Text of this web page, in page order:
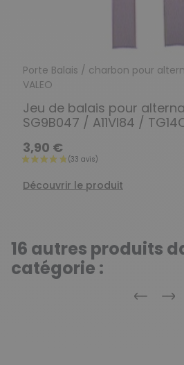
Porte Balais / charbon pour
VALEO
Jeu de balais pour
SG9B047 / A11VI84 /
3,90 €
Découvrir le produit
16 autres produits
catégorie :